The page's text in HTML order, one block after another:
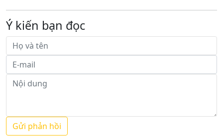
Ý kiến bạn đọc